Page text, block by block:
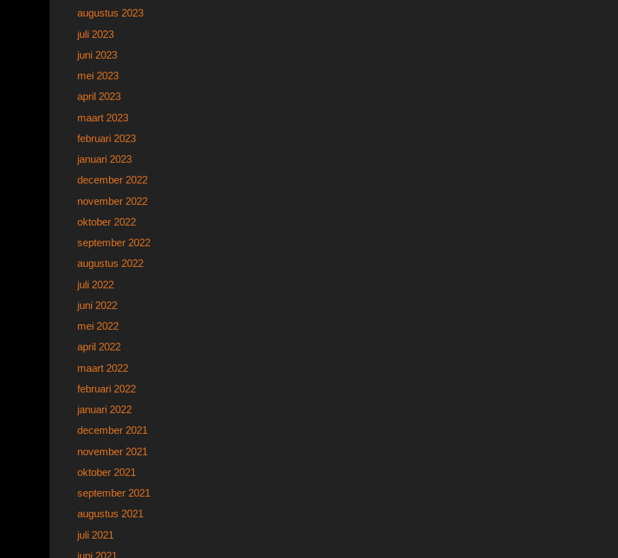
augustus 2023
juli 2023
juni 2023
mei 2023
april 2023
maart 2023
februari 2023
januari 2023
december 2022
november 2022
oktober 2022
september 2022
augustus 2022
juli 2022
juni 2022
mei 2022
april 2022
maart 2022
februari 2022
januari 2022
december 2021
november 2021
oktober 2021
september 2021
augustus 2021
juli 2021
juni 2021